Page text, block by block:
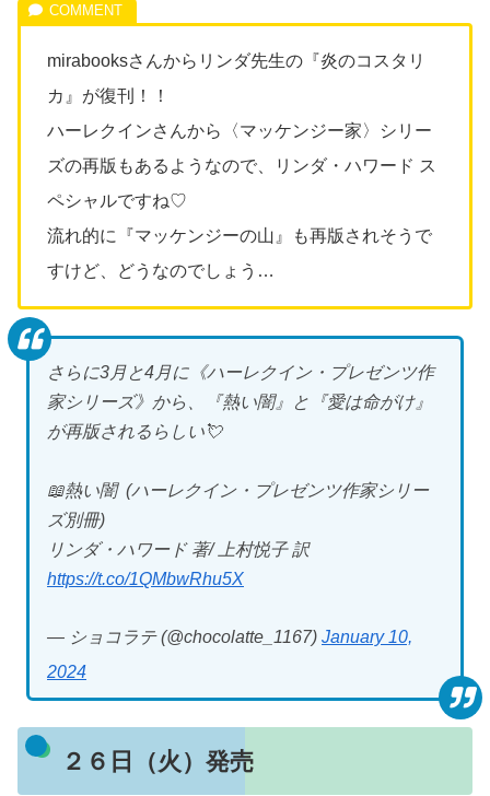
mirabooksさんからリンダ先生の『炎のコスタリ
カ』が復刊！！
ハーレクインさんから〈マッケンジー家〉シリー
ズの再版もあるようなので、
リンダ・ハワード ス
ペシャルですね♡
流れ的に『マッケンジーの山』も再版されそうで
すけど、どうなのでしょう…
さらに3月と4月に《ハーレクイン・プレゼンツ作
家シリーズ》から、『熱い闇』と『愛は命がけ』
が再版されるらしい💘
📖熱い闇 (ハーレクイン・プレゼンツ作家シリー
ズ別冊)
リンダ・ハワード 著/ 上村悦子 訳
https://t.co/1QMbwRhu5X
— ショコラテ (@chocolatte_1167) January 10,
2024
２６日（火）発売